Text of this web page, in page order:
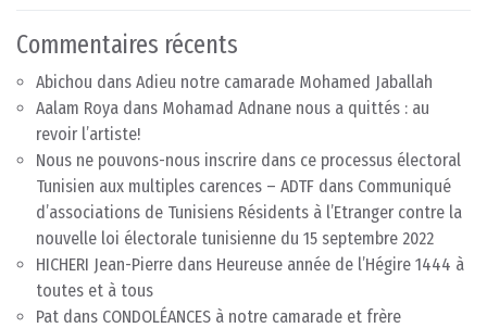
Commentaires récents
Abichou dans Adieu notre camarade Mohamed Jaballah
Aalam Roya dans Mohamad Adnane nous a quittés : au
revoir l’artiste!
Nous ne pouvons-nous inscrire dans ce processus électoral
Tunisien aux multiples carences – ADTF dans Communiqué
d’associations de Tunisiens Résidents à l’Etranger contre la
nouvelle loi électorale tunisienne du 15 septembre 2022
HICHERI Jean-Pierre dans Heureuse année de l’Hégire 1444 à
toutes et à tous
Pat dans CONDOLÉANCES à notre camarade et frère